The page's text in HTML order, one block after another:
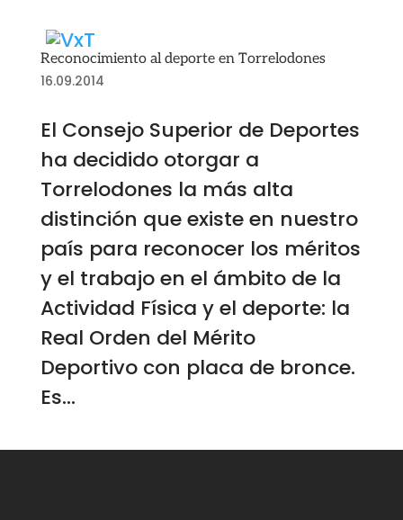
Reconocimiento al deporte en Torrelodones
16.09.2014
El Consejo Superior de Deportes
ha decidido otorgar a
Torrelodones la más alta
distinción que existe en nuestro
país para reconocer los méritos
y el trabajo en el ámbito de la
Actividad Física y el deporte: la
Real Orden del Mérito
Deportivo con placa de bronce.
Es...